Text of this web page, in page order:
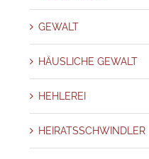
GEWALT
HÄUSLICHE GEWALT
HEHLEREI
HEIRATSSCHWINDLER